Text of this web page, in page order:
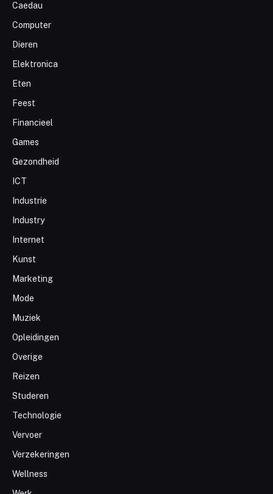
Caedau
Computer
Dieren
Elektronica
Eten
Feest
Financieel
Games
Gezondheid
ICT
Industrie
Industry
Internet
Kunst
Marketing
Mode
Muziek
Opleidingen
Overige
Reizen
Studeren
Technologie
Vervoer
Verzekeringen
Wellness